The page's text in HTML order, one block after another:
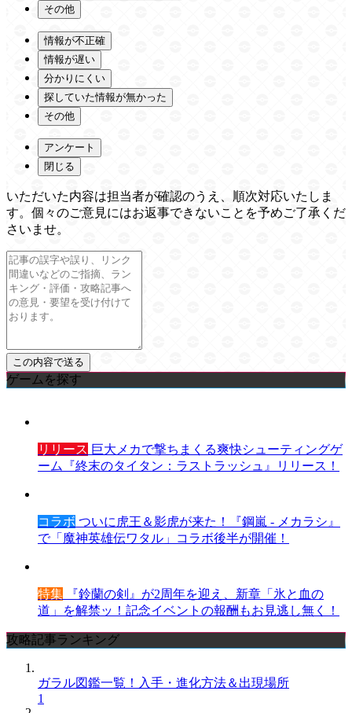
その他
情報が不正確
情報が遅い
分かりにくい
探していた情報が無かった
その他
アンケート
閉じる
いただいた内容は担当者が確認のうえ、順次対応いたしま
す。個々のご意見にはお返事できないことを予めご了承くだ
さいませ。
ゲームを探す
リリース 巨大メカで撃ちまくる爽快シューティングゲ
ーム『終末のタイタン：ラストラッシュ』リリース！
コラボ ついに虎王＆影虎が来た！『鋼嵐 - メカラシ』
で「魔神英雄伝ワタル」コラボ後半が開催！
特集 『鈴蘭の剣』が2周年を迎え、新章「氷と血の
道」を解禁ッ！記念イベントの報酬もお見逃し無く！
攻略記事ランキング
ガラル図鑑一覧！入手・進化方法＆出現場所
1